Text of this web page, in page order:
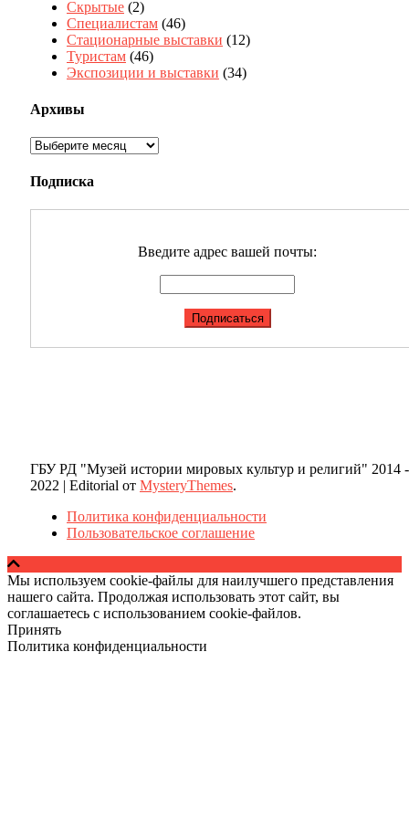
Скрытые (2)
Специалистам (46)
Стационарные выставки (12)
Туристам (46)
Экспозиции и выставки (34)
Архивы
Архивы
Подписка
Введите адрес вашей почты:
ГБУ РД "Музей истории мировых культур и религий" 2014 -
2022 | Editorial от MysteryThemes.
Политика конфиденциальности
Пользовательское соглашение
Мы используем cookie-файлы для наилучшего представления
нашего сайта. Продолжая использовать этот сайт, вы
соглашаетесь с использованием cookie-файлов.
Принять
Политика конфиденциальности